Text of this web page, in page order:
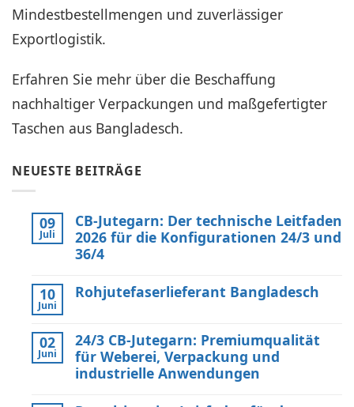
Mindestbestellmengen und zuverlässiger
Exportlogistik.
Erfahren Sie mehr über die Beschaffung
nachhaltiger Verpackungen und maßgefertigter
Taschen aus Bangladesch.
NEUESTE BEITRÄGE
09
Juli
CB-Jutegarn: Der technische Leitfaden
2026 für die Konfigurationen 24/3 und
36/4
Kommentare
zu
Yarn:
The
Technical
2026
Guide
24/3
10
Juni
Rohjutefaserlieferant Bangladesch
Raw
Jute
Fibre
Supplier
02
Juni
24/3 CB-Jutegarn: Premiumqualität
für Weberei, Verpackung und
industrielle Anwendungen
Kommentare